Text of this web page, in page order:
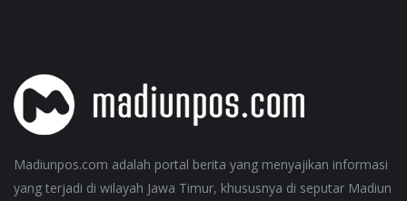
Madiunpos.com adalah portal berita yang menyajikan informasi
yang terjadi di wilayah Jawa Timur, khususnya di seputar Madiun